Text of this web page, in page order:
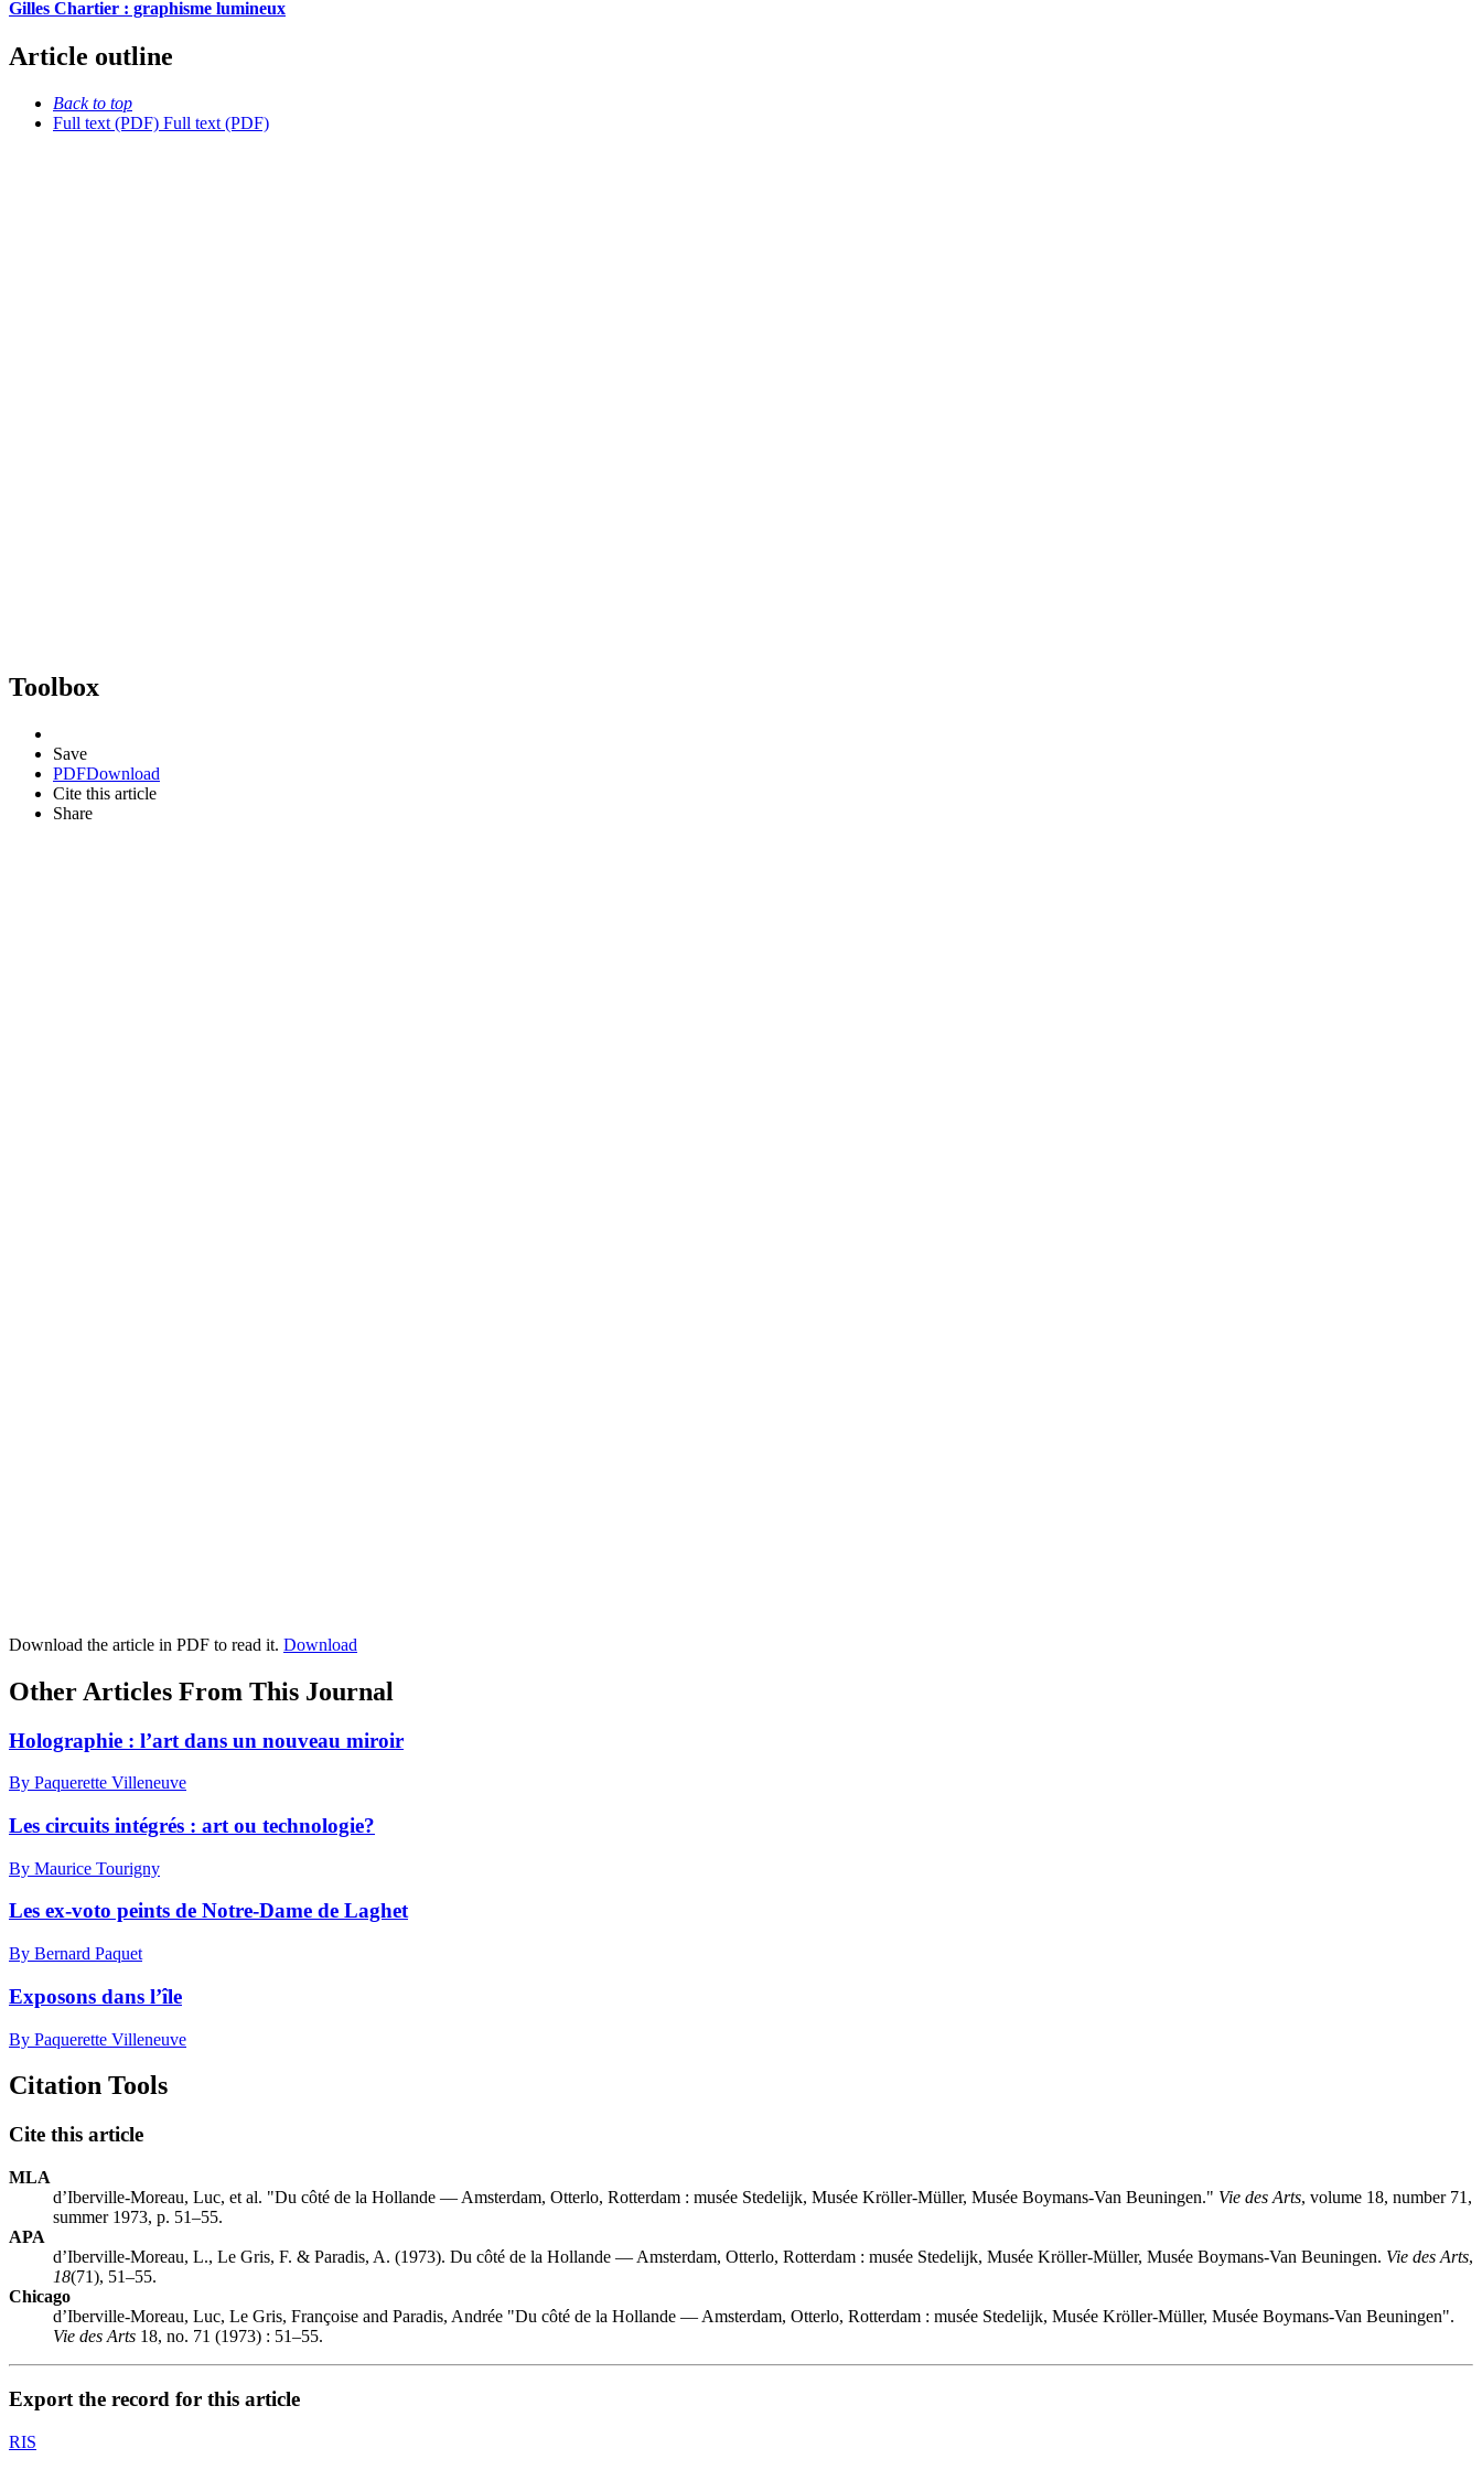
Gilles Chartier : graphisme lumineux
Article outline
Back to top
Full text (PDF) Full text (PDF)
Toolbox
Save
PDFDownload
Cite this article
Share
Download the article in PDF to read it. Download
Other Articles From This Journal
Holographie : l’art dans un nouveau miroir
By Paquerette Villeneuve
Les circuits intégrés : art ou technologie?
By Maurice Tourigny
Les ex-voto peints de Notre-Dame de Laghet
By Bernard Paquet
Exposons dans l’île
By Paquerette Villeneuve
Citation Tools
Cite this article
MLA
d’Iberville-Moreau, Luc, et al. "Du côté de la Hollande — Amsterdam, Otterlo, Rotterdam : musée Stedelijk, Musée Kröller-Müller, Musée Boymans-Van Beuningen." Vie des Arts, volume 18, number 71,
summer 1973, p. 51–55.
APA
d’Iberville-Moreau, L., Le Gris, F. & Paradis, A. (1973). Du côté de la Hollande — Amsterdam, Otterlo, Rotterdam : musée Stedelijk, Musée Kröller-Müller, Musée Boymans-Van Beuningen. Vie des Arts,
18(71), 51–55.
Chicago
d’Iberville-Moreau, Luc, Le Gris, Françoise and Paradis, Andrée "Du côté de la Hollande — Amsterdam, Otterlo, Rotterdam : musée Stedelijk, Musée Kröller-Müller, Musée Boymans-Van Beuningen".
Vie des Arts 18, no. 71 (1973) : 51–55.
Export the record for this article
RIS